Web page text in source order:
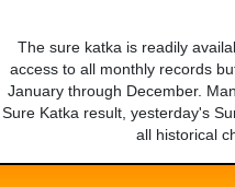
The sure katka is readily
access to all monthly records
January through December.
Sure Katka result, yesterday's
all historical